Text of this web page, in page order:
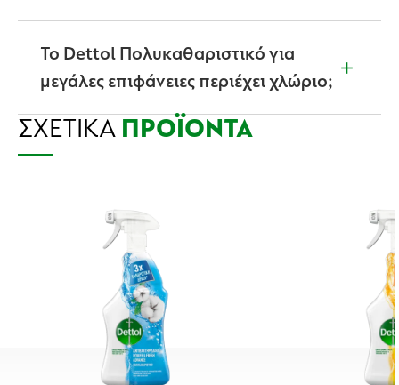
όπου παρασκευάζεται φαγητό, αλλά πρέπει να
ξεπλένεται μετά τη χρήση.
Το Dettol Πολυκαθαριστικό για
μεγάλες επιφάνειες περιέχει χλώριο;
Όχι, το Dettol Πολυκαθαριστικό για μεγάλες
ΣΧΕΤΙΚΆ ΠΡΟΪΌΝΤΑ